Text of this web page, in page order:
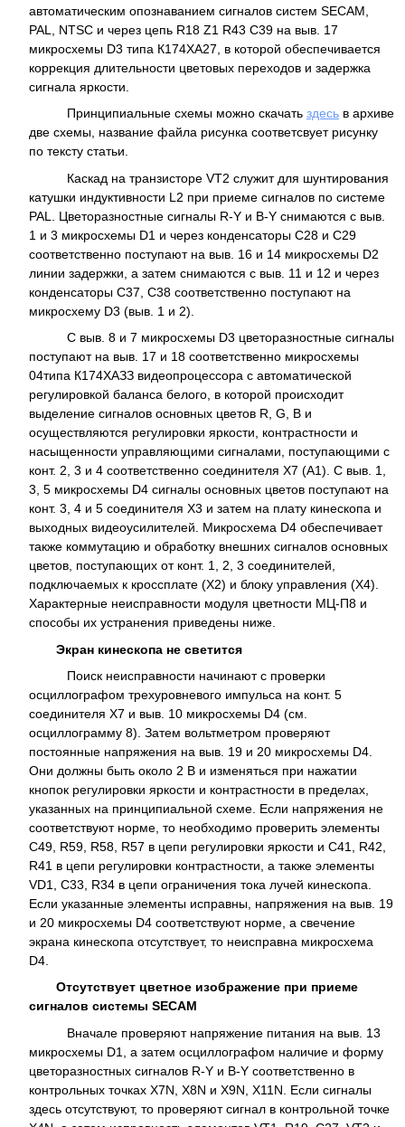
автоматическим опознаванием сигналов систем SECAM,
PAL, NTSC и через цепь R18 Z1 R43 C39 на выв. 17
микросхемы D3 типа К174ХА27, в которой обеспечивается
коррекция длительности цветовых переходов и задержка
сигнала яркости.
Принципиальные схемы можно скачать здесь в архиве
две схемы, название файла рисунка соответсвует рисунку
по тексту статьи.
Каскад на транзисторе VT2 служит для шунтирования
катушки индуктивности L2 при приеме сигналов по системе
PAL. Цветоразностные сигналы R-Y и B-Y снимаются с выв.
1 и 3 микросхемы D1 и через конденсаторы С28 и С29
соответственно поступают на выв. 16 и 14 микросхемы D2
линии задержки, а затем снимаются с выв. 11 и 12 и через
конденсаторы С37, С38 соответственно поступают на
микросхему D3 (выв. 1 и 2).
С выв. 8 и 7 микросхемы D3 цветоразностные сигналы
поступают на выв. 17 и 18 соответственно микросхемы
04типа К174ХАЗЗ видеопроцессора с автоматической
регулировкой баланса белого, в которой происходит
выделение сигналов основных цветов R, G, В и
осуществляются регулировки яркости, контрастности и
насыщенности управляющими сигналами, поступающими с
конт. 2, 3 и 4 соответственно соединителя Х7 (А1). С выв. 1,
3, 5 микросхемы D4 сигналы основных цветов поступают на
конт. 3, 4 и 5 соединителя Х3 и затем на плату кинескопа и
выходных видеоусилителей. Микросхема D4 обеспечивает
также коммутацию и обработку внешних сигналов основных
цветов, поступающих от конт. 1, 2, 3 соединителей,
подключаемых к кроссплате (Х2) и блоку управления (Х4).
Характерные неисправности модуля цветности МЦ-П8 и
способы их устранения приведены ниже.
Экран кинескопа не светится
Поиск неисправности начинают с проверки
осциллографом трехуровневого импульса на конт. 5
соединителя Х7 и выв. 10 микросхемы D4 (см.
осциллограмму 8). Затем вольтметром проверяют
постоянные напряжения на выв. 19 и 20 микросхемы D4.
Они должны быть около 2 В и изменяться при нажатии
кнопок регулировки яркости и контрастности в пределах,
указанных на принципиальной схеме. Если напряжения не
соответствуют норме, то необходимо проверить элементы
С49, R59, R58, R57 в цепи регулировки яркости и С41, R42,
R41 в цепи регулировки контрастности, а также элементы
VD1, C33, R34 в цепи ограничения тока лучей кинескопа.
Если указанные элементы исправны, напряжения на выв. 19
и 20 микросхемы D4 соответствуют норме, а свечение
экрана кинескопа отсутствует, то неисправна микросхема
D4.
Отсутствует цветное изображение при приеме
сигналов системы SECAM
Вначале проверяют напряжение питания на выв. 13
микросхемы D1, а затем осциллографом наличие и форму
цветоразностных сигналов R-Y и B-Y соответственно в
контрольных точках Х7N, X8N и Х9N, X11N. Если сигналы
здесь отсутствуют, то проверяют сигнал в контрольной точке